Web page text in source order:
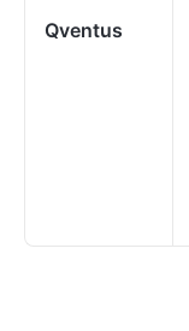
Qventus